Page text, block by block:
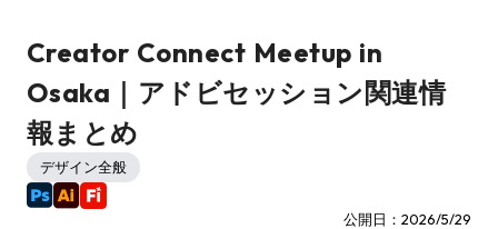
Creator Connect Meetup in
Osaka｜アドビセッション関連情
報まとめ
デザイン全般
公開日：2026/5/29